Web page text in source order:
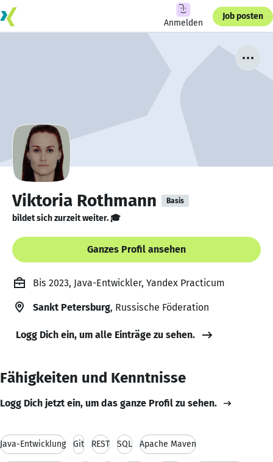
Anmelden
Job posten
Viktoria Rothmann Basis
bildet sich zurzeit weiter. 🎓
Ganzes Profil ansehen
Bis 2023, Java-Entwickler, Yandex Practicum
Sankt Petersburg, Russische Föderation
Logg Dich ein, um alle Einträge zu sehen.
Fähigkeiten und Kenntnisse
Logg Dich jetzt ein, um das ganze Profil zu sehen.
Java-Entwicklung Git REST SQL Apache Maven